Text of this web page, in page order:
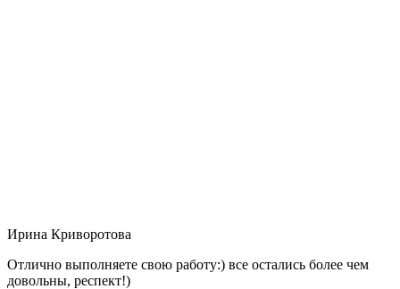
Ирина Криворотова
Отлично выполняете свою работу:) все остались более чем
довольны, респект!)